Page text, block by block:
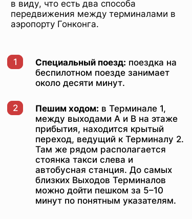
в виду, что есть два способа
передвижения между терминалами в
аэропорту Гонконга.
1 Специальный поезд: поездка на
беспилотном поезде занимает
около десяти минут.
2 Пешим ходом: в Терминале 1,
между выходами А и В на этаже
прибытия, находится крытый
переход, ведущий к Терминалу 2.
Там же рядом располагается
стоянка такси слева и
автобусная станция​. До самых
близких Выходов Терминалов
можно дойти пешком за 5–10
минут по понятным указателям.